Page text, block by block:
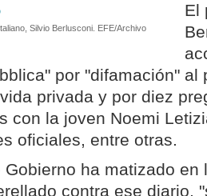
Silvio Berlusconi. EFE/Archivo
El
por "difamación" al
privada y por diez
con la joven Noemi
oficiales, entre otras.
Gobierno ha matizado en
contra ese diario,